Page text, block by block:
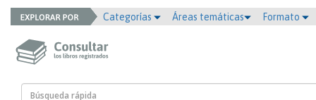
Categorías Áreas temáticas Formato